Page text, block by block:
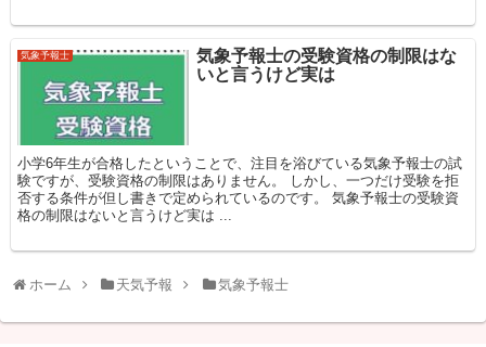
気象予報士
気象予報士の受験資格の制限はな
いと言うけど実は
小学6年生が合格したということで、注目を浴びている気象予報士の試
験ですが、受験資格の制限はありません。 しかし、一つだけ受験を拒
否する条件が但し書きで定められているのです。 気象予報士の受験資
格の制限はないと言うけど実は ...
ホーム 天気予報 気象予報士